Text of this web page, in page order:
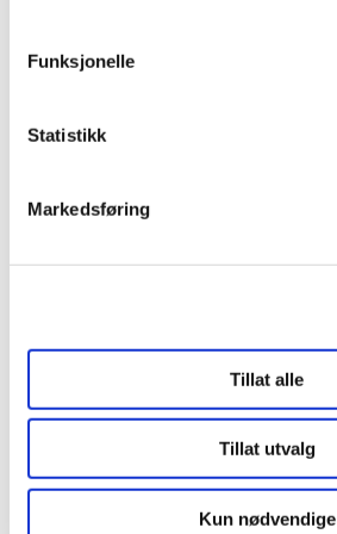
Funksjonelle
Statistikk
Markedsføring
Tillat alle
Tillat utvalg
Kun nødvendige
Lavtale Balance
9 måneder siden
Anita
flagg denne anmeldelsen
1 år siden
Analyn